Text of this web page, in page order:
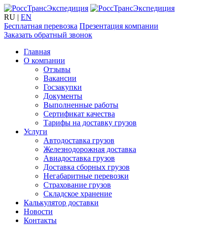
RU | EN
Бесплатная перевозка Презентация компании
Заказать обратный звонок
Главная
О компании
Отзывы
Вакансии
Госзакупки
Документы
Выполненные работы
Сертификат качества
Тарифы на доставку грузов
Услуги
Автодоставка грузов
Железнодорожная доставка
Авиадоставка грузов
Доставка сборных грузов
Негабаритные перевозки
Страхование грузов
Складское хранение
Калькулятор доставки
Новости
Контакты